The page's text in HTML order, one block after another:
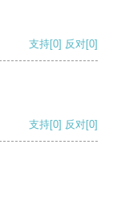
支持[0] 反对[0]
支持[0] 反对[0]